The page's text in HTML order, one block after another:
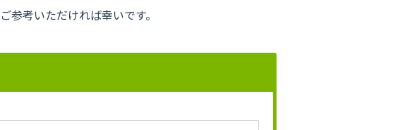
参考いただければ幸いです。